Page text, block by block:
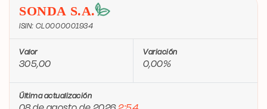
SONDA S.A.
ISIN: CL0000001934
Valor
305,00
Variación
0,00%
Última actualización